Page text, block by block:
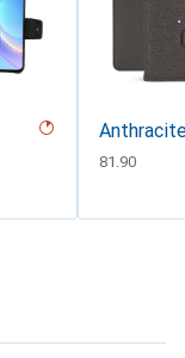
CHF
81.90